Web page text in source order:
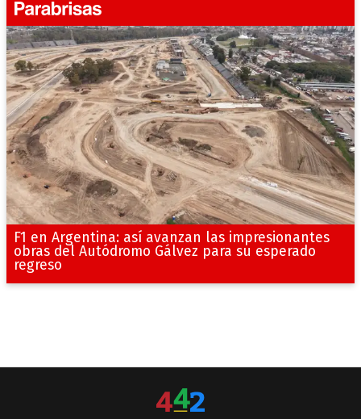
F1 en Argentina: así avanzan las impresionantes
obras del Autódromo Gálvez para su esperado
regreso